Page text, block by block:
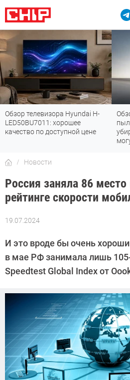
Обзор телевизора Hyundai H-
LED50BU7011: хорошее
качество по доступной цене
Новости
Россия заняла 86
рейтинге скорости
19.07.2024
Автор:
Калашников
И это вроде бы очень
в мае РФ занимала лишь
Speedtest Global Index от